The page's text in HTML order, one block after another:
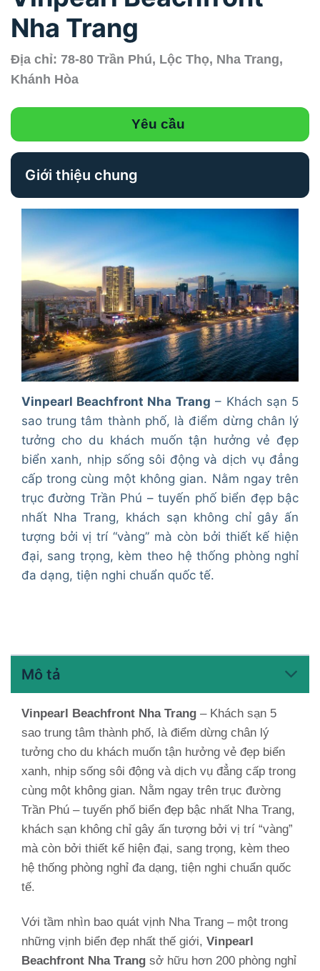
Nha Trang
Địa chỉ: 78-80 Trần Phú, Lộc Thọ, Nha Trang,
Khánh Hòa
Yêu cầu
Giới thiệu chung
Vinpearl Beachfront Nha Trang – Khách sạn 5
sao trung tâm thành phố, là điểm dừng chân lý
tưởng cho du khách muốn tận hưởng vẻ đẹp
biển xanh, nhịp sống sôi động và dịch vụ đẳng
cấp trong cùng một không gian. Nằm ngay trên
trục đường Trần Phú – tuyến phố biển đẹp bậc
nhất Nha Trang, khách sạn không chỉ gây ấn
tượng bởi vị trí “vàng” mà còn bởi thiết kế hiện
đại, sang trọng, kèm theo hệ thống phòng nghỉ
đa dạng, tiện nghi chuẩn quốc tế.
Mô tả
Vinpearl Beachfront Nha Trang – Khách sạn 5
sao trung tâm thành phố, là điểm dừng chân lý
tưởng cho du khách muốn tận hưởng vẻ đẹp biển
xanh, nhịp sống sôi động và dịch vụ đẳng cấp trong
cùng một không gian. Nằm ngay trên trục đường
Trần Phú – tuyến phố biển đẹp bậc nhất Nha Trang,
khách sạn không chỉ gây ấn tượng bởi vị trí “vàng”
mà còn bởi thiết kế hiện đại, sang trọng, kèm theo
hệ thống phòng nghỉ đa dạng, tiện nghi chuẩn quốc
tế.
Với tầm nhìn bao quát vịnh Nha Trang – một trong
những vịnh biển đẹp nhất thế giới, Vinpearl
Beachfront Nha Trang sở hữu hơn 200 phòng nghỉ